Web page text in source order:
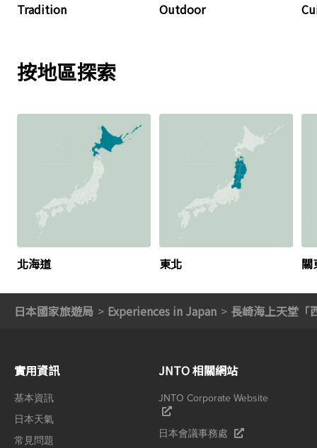
Tradition Outdoor
按地區探索
北海道 東北 關
日本國家旅遊局 Experiences in Japan 長崎海上天堂「
實用資訊
基本資訊
日本天氣
常見問題
JNTO 相關網站
JNTO Corporate Website
日本會議事務處